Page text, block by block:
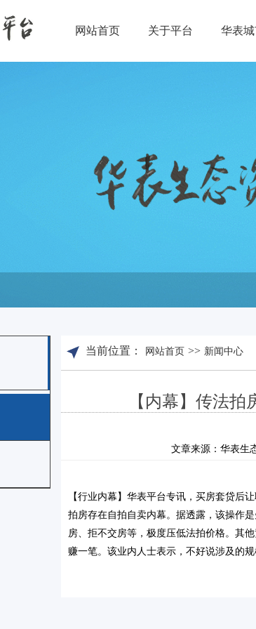
网站首页 关于平台 华表
当前位置： 网站首页 >> 新闻中心
【内幕】传法
文章来源：华表生
【行业内幕】华表平台专讯，买房套贷后
拍房存在自拍自卖内幕。据透露，该操作
房、拒不交房等，极度压低法拍价格。其
赚一笔。该业内人士表示，不好说涉及的